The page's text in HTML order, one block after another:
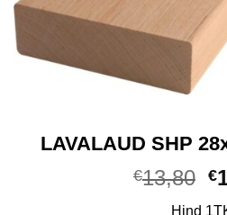
LAVALAUD SHP
€13,80 €
Hind